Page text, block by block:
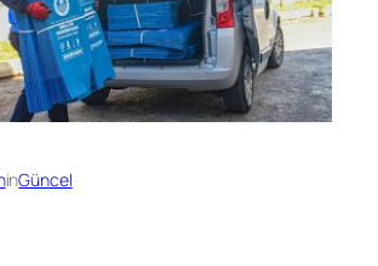
inGüncel